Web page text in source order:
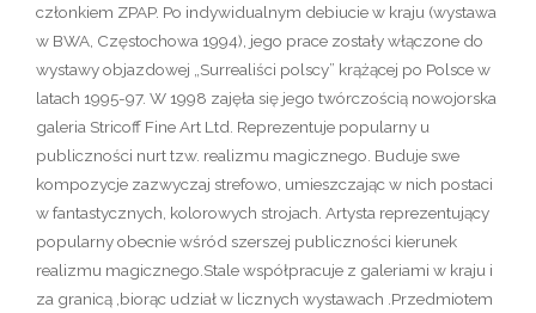
członkiem ZPAP. Po indywidualnym debiucie w kraju (wystawa
w BWA, Częstochowa 1994), jego prace zostały włączone do
wystawy objazdowej „Surrealiści polscy” krążącej po Polsce w
latach 1995-97. W 1998 zajęła się jego twórczością nowojorska
galeria Stricoff Fine Art Ltd. Reprezentuje popularny u
publiczności nurt tzw. realizmu magicznego. Buduje swe
kompozycje zazwyczaj strefowo, umieszczając w nich postaci
w fantastycznych, kolorowych strojach. Artysta reprezentujący
popularny obecnie wśród szerszej publiczności kierunek
realizmu magicznego.Stale współpracuje z galeriami w kraju i
za granicą ,biorąc udział w licznych wystawach .Przedmiotem